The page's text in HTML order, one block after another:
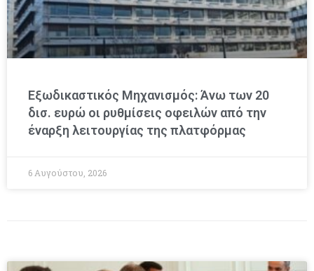
Εξωδικαστικός Μηχανισμός: Άνω των 20
δισ. ευρώ οι ρυθμίσεις οφειλών από την
έναρξη λειτουργίας της πλατφόρμας
6 Αυγούστου, 2026